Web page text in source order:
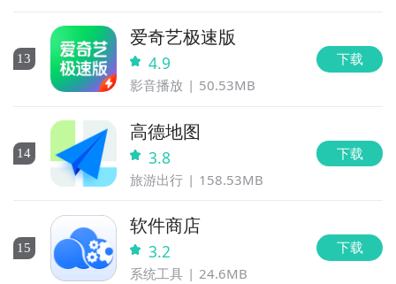
13
爱奇艺极速版
4.9
影音播放 50.53MB
下载
14
高德地图
3.8
旅游出行 158.53MB
下载
15
软件商店
3.2
系统工具 24.6MB
下载